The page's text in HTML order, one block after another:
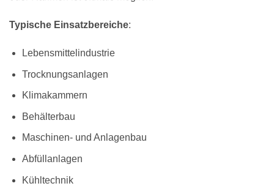
Typische Einsatzbereiche:
Lebensmittelindustrie
Trocknungsanlagen
Klimakammern
Behälterbau
Maschinen- und Anlagenbau
Abfüllanlagen
Kühltechnik